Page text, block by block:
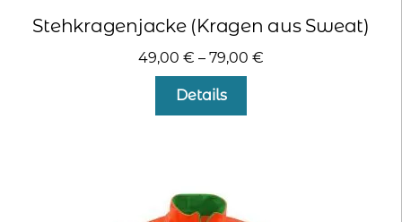
Stehkragenjacke (Kragen aus Sweat)
49,00 € – 79,00 €
Details